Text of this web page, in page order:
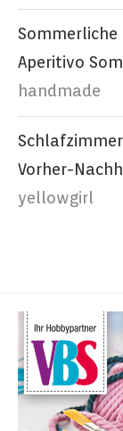
Sommerliche
Aperitivo
handmade
Vorher-
yellowgirl